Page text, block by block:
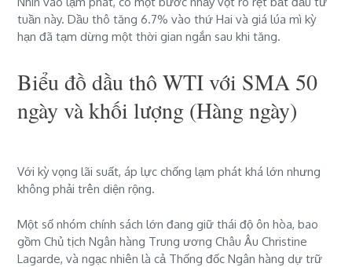
tuần này. Dầu thô tăng 6.7% vào thứ Hai và giá lúa mì kỳ
hạn đã tạm dừng một thời gian ngắn sau khi tăng.
Biểu đồ dầu thô WTI với SMA 50
ngày và khối lượng (Hàng ngày)
Với kỳ vọng lãi suất, áp lực chống lạm phát khá lớn nhưng
không phải trên diện rộng.
Một số nhóm chính sách lớn đang giữ thái độ ôn hòa, bao
gồm Chủ tịch Ngân hàng Trung ương Châu Âu Christine
Lagarde, và ngạc nhiên là cả Thống đốc Ngân hàng dự trữ